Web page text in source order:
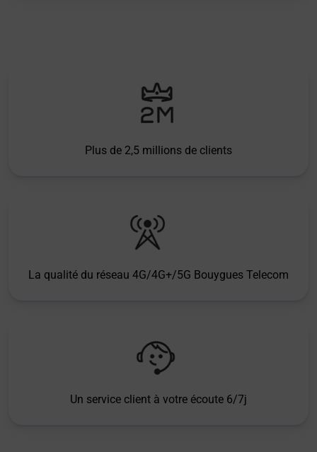
Plus de 2,5 millions de clients
La qualité du réseau 4G/4G+/5G Bouygues Telecom
Un service client à votre écoute 6/7j